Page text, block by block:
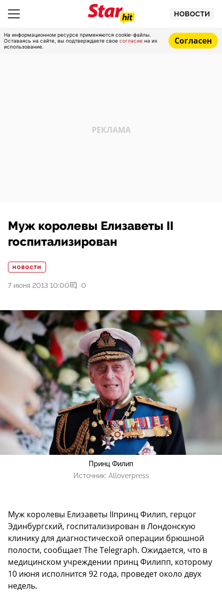
НОВОСТИ
На информационном ресурсе применяются cookie-файлы.
Оставаясь на сайте, вы подтверждаете свое согласие на их
использование.
Согласен
Муж королевы Елизаветы II
госпитализирован
НОВОСТИ
7 июня 2013 10:00 0
Принц Филип
Источник: Alloverpress
Муж королевы Елизаветы IIпринц Филип, герцог
Эдинбургский, госпитализирован в Лондонскую
клинику для диагностической операции брюшной
полости, сообщает The Telegraph. Ожидается, что в
медицинском учреждении принц Филипп, которому
10 июня исполнится 92 года, проведет около двух
недель.